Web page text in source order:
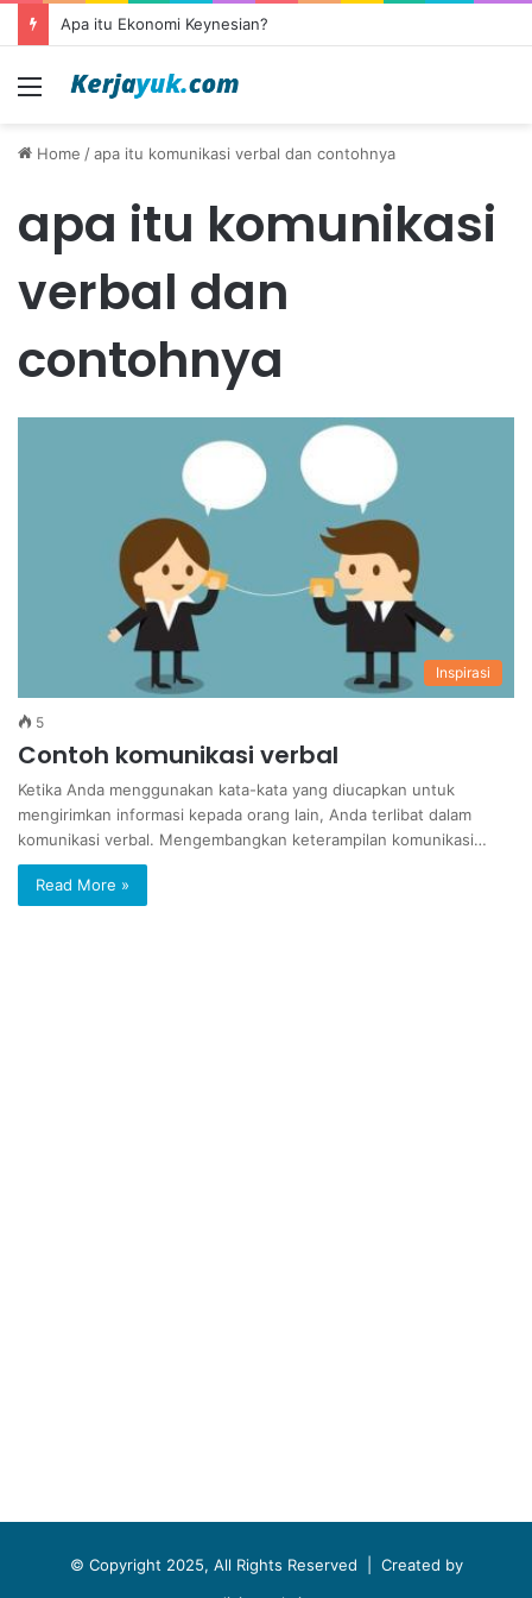
Apa itu Ekonomi Keynesian?
Menu
Home /apa itu komunikasi verbal dan contohnya
apa itu komunikasi
verbal dan
contohnya
Inspirasi
5
Contoh komunikasi verbal
Ketika Anda menggunakan kata-kata yang diucapkan untuk
mengirimkan informasi kepada orang lain, Anda terlibat dalam
komunikasi verbal. Mengembangkan keterampilan komunikasi…
Read More »
© Copyright 2025, All Rights Reserved | Created by